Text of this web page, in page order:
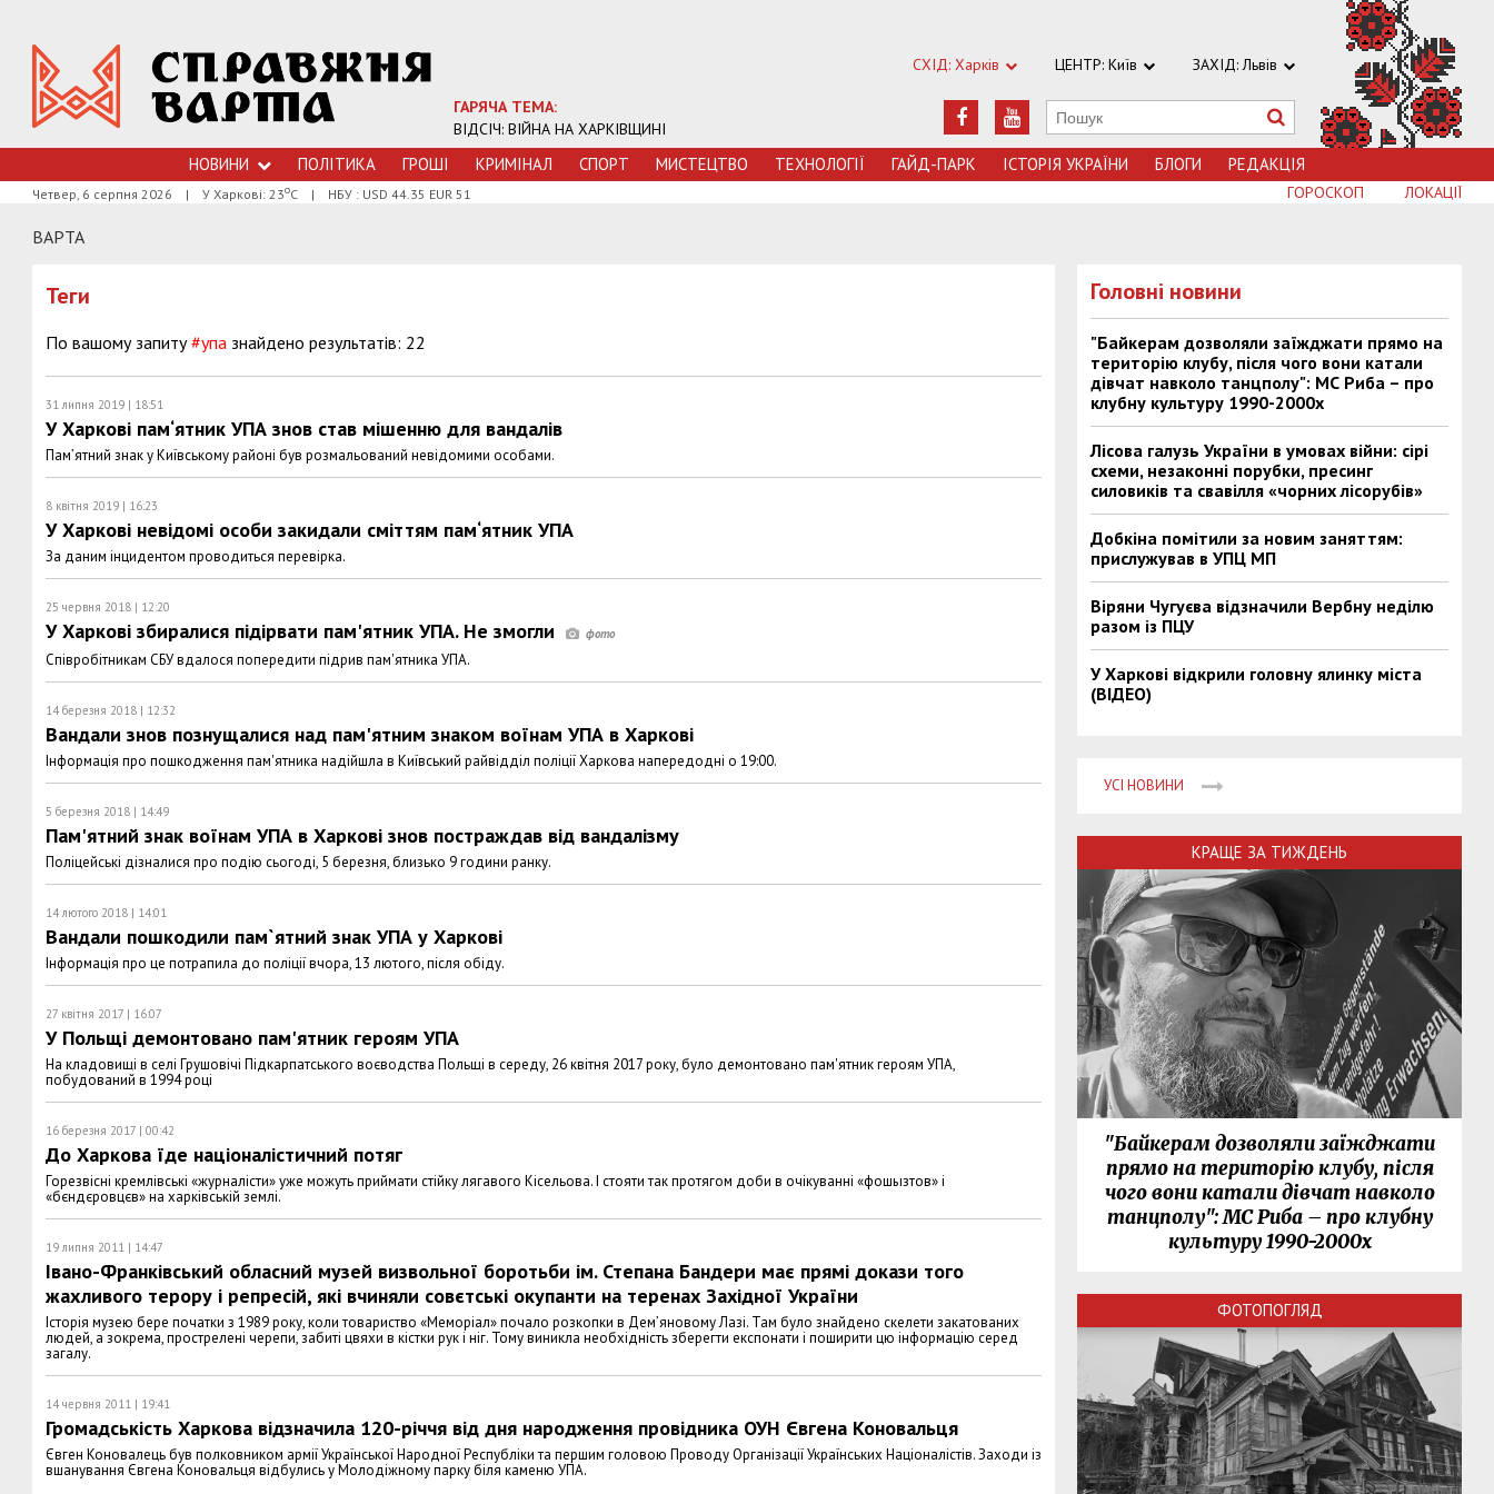
ГАРЯЧА ТЕМА:
ВІДСІЧ: ВІЙНА НА ХАРКІВЩИНІ
СХІД: Харків ЦЕНТР: Київ ЗАХІД: Львів
НОВИНИ ПОЛІТИКА ГРОШI КРИМIНАЛ СПОРТ МИСТЕЦТВО ТЕХНОЛОГIЇ ГАЙД-ПАРК ІСТОРІЯ УКРАЇНИ БЛОГИ РЕДАКЦІЯ
Четвер, 6 серпня 2026 | У Харкові: 23оС | НБУ : USD 44.35 EUR 51 ЛОКАЦІЇ
ГОРОСКОП
ВАРТА
Теги
По вашому запиту#упа знайдено результатів: 22
31 липня 2019 | 18:51
У Харкові пам‘ятник УПА знов став мішенню для вандалів
Пам’ятний знак у Київському районі був розмальований невідомими особами.
8 квітня 2019 | 16:23
У Харкові невідомі особи закидали сміттям пам‘ятник УПА
За даним інцидентом проводиться перевірка.
25 червня 2018 | 12:20
У Харкові збиралися підірвати пам'ятник УПА. Не змогли
Співробітникам СБУ вдалося попередити підрив пам'ятника УПА.
14 березня 2018 | 12:32
Вандали знов познущалися над пам'ятним знаком воїнам УПА в Харкові
Інформація про пошкодження пам'ятника надійшла в Київський райвідділ поліції Харкова напередодні о 19:00.
5 березня 2018 | 14:49
Пам'ятний знак воїнам УПА в Харкові знов постраждав від вандалізму
Поліцейські дізналися про подію сьогоді, 5 березня, близько 9 години ранку.
14 лютого 2018 | 14:01
Вандали пошкодили пам`ятний знак УПА у Харкові
Інформація про це потрапила до поліції вчора, 13 лютого, після обіду.
27 квітня 2017 | 16:07
У Польщі демонтовано пам'ятник героям УПА
На кладовищі в селі Грушовічі Підкарпатського воєводства Польщі в середу, 26 квітня 2017 року, було демонтовано пам'ятник героям УПА,
побудований в 1994 році
16 березня 2017 | 00:42
До Харкова їде націоналістичний потяг
Горезвісні кремлівські «журналісти» уже можуть приймати стійку лягавого Кісельова. І стояти так протягом доби в очікуванні «фошызтов» і
«бєндєровцєв» на харківській землі.
19 липня 2011 | 14:47
Івано-Франківський обласний музей визвольної боротьби ім. Степана Бандери має прямі докази того
жахливого терору і репресій, які вчиняли совєтські окупанти на теренах Західної України
Історія музею бере початки з 1989 року, коли товариство «Меморіал» почало розкопки в Дем’яновому Лазі. Там було знайдено скелети закатованих
людей, а зокрема, прострелені черепи, забиті цвяхи в кістки рук і ніг. Тому виникла необхідність зберегти експонати і поширити цю інформацію серед
загалу.
14 червня 2011 | 19:41
Громадськість Харкова відзначила 120-річчя від дня народження провідника ОУН Євгена Коновальця
Євген Коновалець був полковником армії Української Народної Республіки та першим головою Проводу Організації Українських Націоналістів. Заходи із
вшанування Євгена Коновальця відбулись у Молодіжному парку біля каменю УПА.
Головні новини
"Байкерам дозволяли заїжджати прямо на
територію клубу, після чого вони катали
дівчат навколо танцполу": МС Риба – про
клубну культуру 1990-2000х
Лісова галузь України в умовах війни: сірі
схеми, незаконні порубки, пресинг
силовиків та свавілля «чорних лісорубів»
Добкіна помітили за новим заняттям:
прислужував в УПЦ МП
Віряни Чугуєва відзначили Вербну неділю
разом із ПЦУ
У Харкові відкрили головну ялинку міста
(ВІДЕО)
УСІ НОВИНИ
КРАЩЕ ЗА ТИЖДЕНЬ
"Байкерам дозволяли заїжджати
прямо на територію клубу, після
чого вони катали дівчат навколо
танцполу": МС Риба – про клубну
культуру 1990-2000х
ФОТОПОГЛЯД